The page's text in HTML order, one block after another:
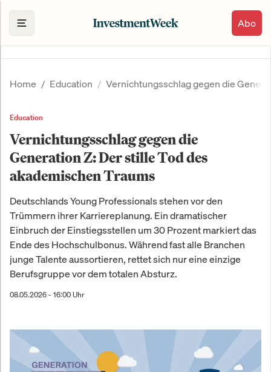
Abo
Home Education Vernichtungsschlag gegen die
Education
Vernichtungsschlag gegen die
Generation Z: Der stille Tod des
akademischen Traums
Deutschlands Young Professionals stehen vor den
Trümmern ihrer Karriereplanung. Ein dramatischer
Einbruch der Einstiegsstellen um 30 Prozent markiert das
Ende des Hochschulbonus. Während fast alle Branchen
junge Talente aussortieren, rettet sich nur eine einzige
Berufsgruppe vor dem totalen Absturz.
08.05.2026 - 16:00 Uhr